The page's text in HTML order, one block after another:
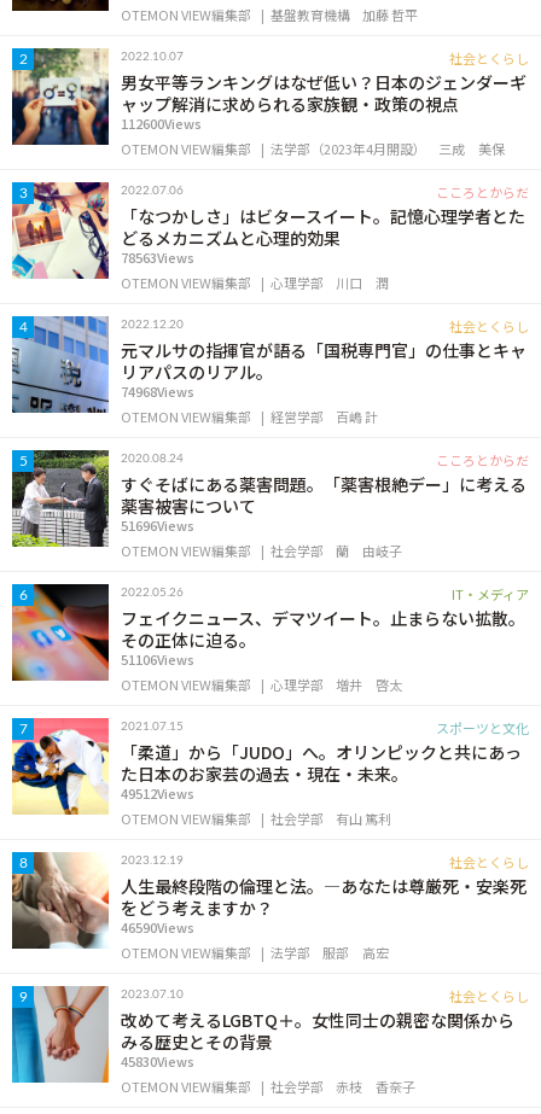
OTEMON VIEW編集部
基盤教育機構 加藤 哲平
2 2022.10.07 社会とくらし
男女平等ランキングはなぜ低い？日本のジェンダーギ
ャップ解消に求められる家族観・政策の視点
112600Views
OTEMON VIEW編集部
法学部（2023年4月開設） 三成 美保
3 2022.07.06 こころとからだ
「なつかしさ」はビタースイート。記憶心理学者とた
どるメカニズムと心理的効果
78563Views
OTEMON VIEW編集部
心理学部 川口 潤
4 2022.12.20 社会とくらし
元マルサの指揮官が語る「国税専門官」の仕事とキャ
リアパスのリアル。
74968Views
OTEMON VIEW編集部
経営学部 百嶋 計
5 2020.08.24 こころとからだ
すぐそばにある薬害問題。「薬害根絶デー」に考える
薬害被害について
51696Views
OTEMON VIEW編集部
社会学部 蘭 由岐子
6 2022.05.26 IT・メディア
フェイクニュース、デマツイート。止まらない拡散。
その正体に迫る。
51106Views
OTEMON VIEW編集部
心理学部 増井 啓太
7 2021.07.15 スポーツと文化
「柔道」から「JUDO」へ。オリンピックと共にあっ
た日本のお家芸の過去・現在・未来。
49512Views
OTEMON VIEW編集部
社会学部 有山 篤利
8 2023.12.19 社会とくらし
人生最終段階の倫理と法。―あなたは尊厳死・安楽死
をどう考えますか？
46590Views
OTEMON VIEW編集部
法学部 服部 高宏
9 2023.07.10 社会とくらし
改めて考えるLGBTQ＋。女性同士の親密な関係から
みる歴史とその背景
45830Views
OTEMON VIEW編集部
社会学部 赤枝 香奈子